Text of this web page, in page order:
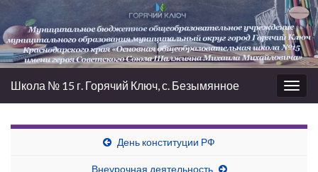
Вкл/
выкл
Школа № 15 г. Горячий Ключ, с. Безымянное
День конституции РФ
Внеурочная деятельность